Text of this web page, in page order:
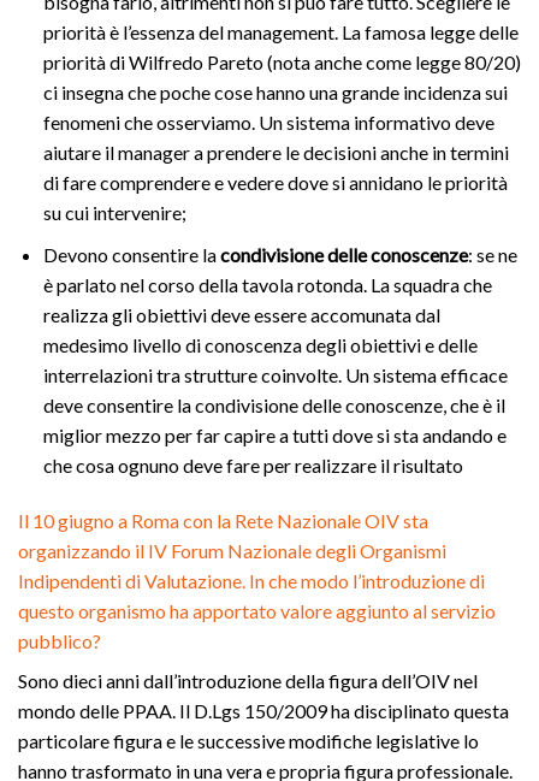
priorità è l’essenza del management. La famosa legge delle
priorità di Wilfredo Pareto (nota anche come legge 80/20)
ci insegna che poche cose hanno una grande incidenza sui
fenomeni che osserviamo. Un sistema informativo deve
aiutare il manager a prendere le decisioni anche in termini
di fare comprendere e vedere dove si annidano le priorità
su cui intervenire;
Devono consentire lacondivisione delle conoscenze: se ne
è parlato nel corso della tavola rotonda. La squadra che
realizza gli obiettivi deve essere accomunata dal
medesimo livello di conoscenza degli obiettivi e delle
interrelazioni tra strutture coinvolte. Un sistema efficace
deve consentire la condivisione delle conoscenze, che è il
miglior mezzo per far capire a tutti dove si sta andando e
che cosa ognuno deve fare per realizzare il risultato
Il 10 giugno a Roma con la Rete Nazionale OIV sta
organizzando il IV Forum Nazionale degli Organismi
Indipendenti di Valutazione. In che modo l’introduzione di
questo organismo ha apportato valore aggiunto al servizio
pubblico?
Sono dieci anni dall’introduzione della figura dell’OIV nel
mondo delle PPAA. Il D.Lgs 150/2009 ha disciplinato questa
particolare figura e le successive modifiche legislative lo
hanno trasformato in una vera e propria figura professionale.